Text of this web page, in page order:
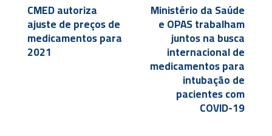
CMED autoriza
ajuste de preços de
medicamentos para
2021
Ministério da Saúde
e OPAS trabalham
juntos na busca
internacional de
medicamentos para
intubação de
pacientes com
COVID-19